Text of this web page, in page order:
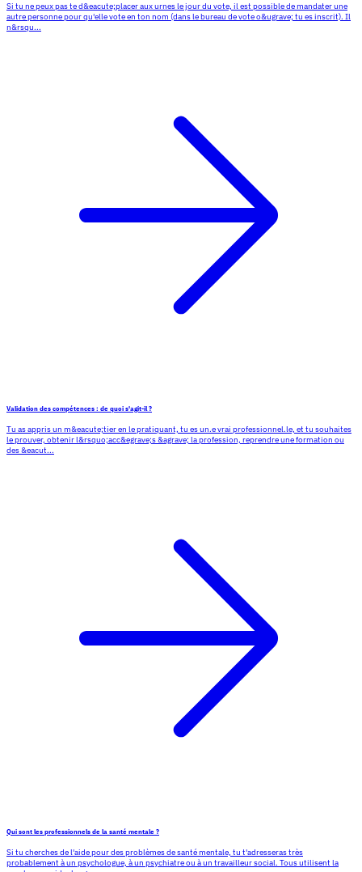
Si tu ne peux pas te d&eacute;placer aux urnes le jour du vote, il est possible de mandater une
autre personne pour qu'elle vote en ton nom (dans le bureau de vote o&ugrave; tu es inscrit). Il
n&rsqu...
Validation des compétences : de quoi s'agit-il ?
Tu as appris un m&eacute;tier en le pratiquant, tu es un.e vrai professionnel.le, et tu souhaites
le prouver, obtenir l&rsquo;acc&egrave;s &agrave; la profession, reprendre une formation ou
des &eacut...
Qui sont les professionnels de la santé mentale ?
Si tu cherches de l'aide pour des problèmes de santé mentale, tu t'adresseras très
probablement à un psychologue, à un psychiatre ou à un travailleur social. Tous utilisent la